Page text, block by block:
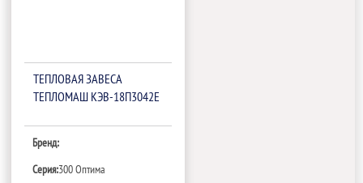
ТЕПЛОВАЯ ЗАВЕСА
ТЕПЛОМАШ КЭВ-18П3042Е
Бренд:
Серия:300 Оптима